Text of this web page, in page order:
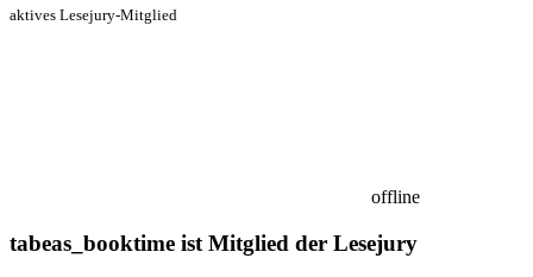
aktives Lesejury-Mitglied
offline
tabeas_booktime ist Mitglied der Lesejury